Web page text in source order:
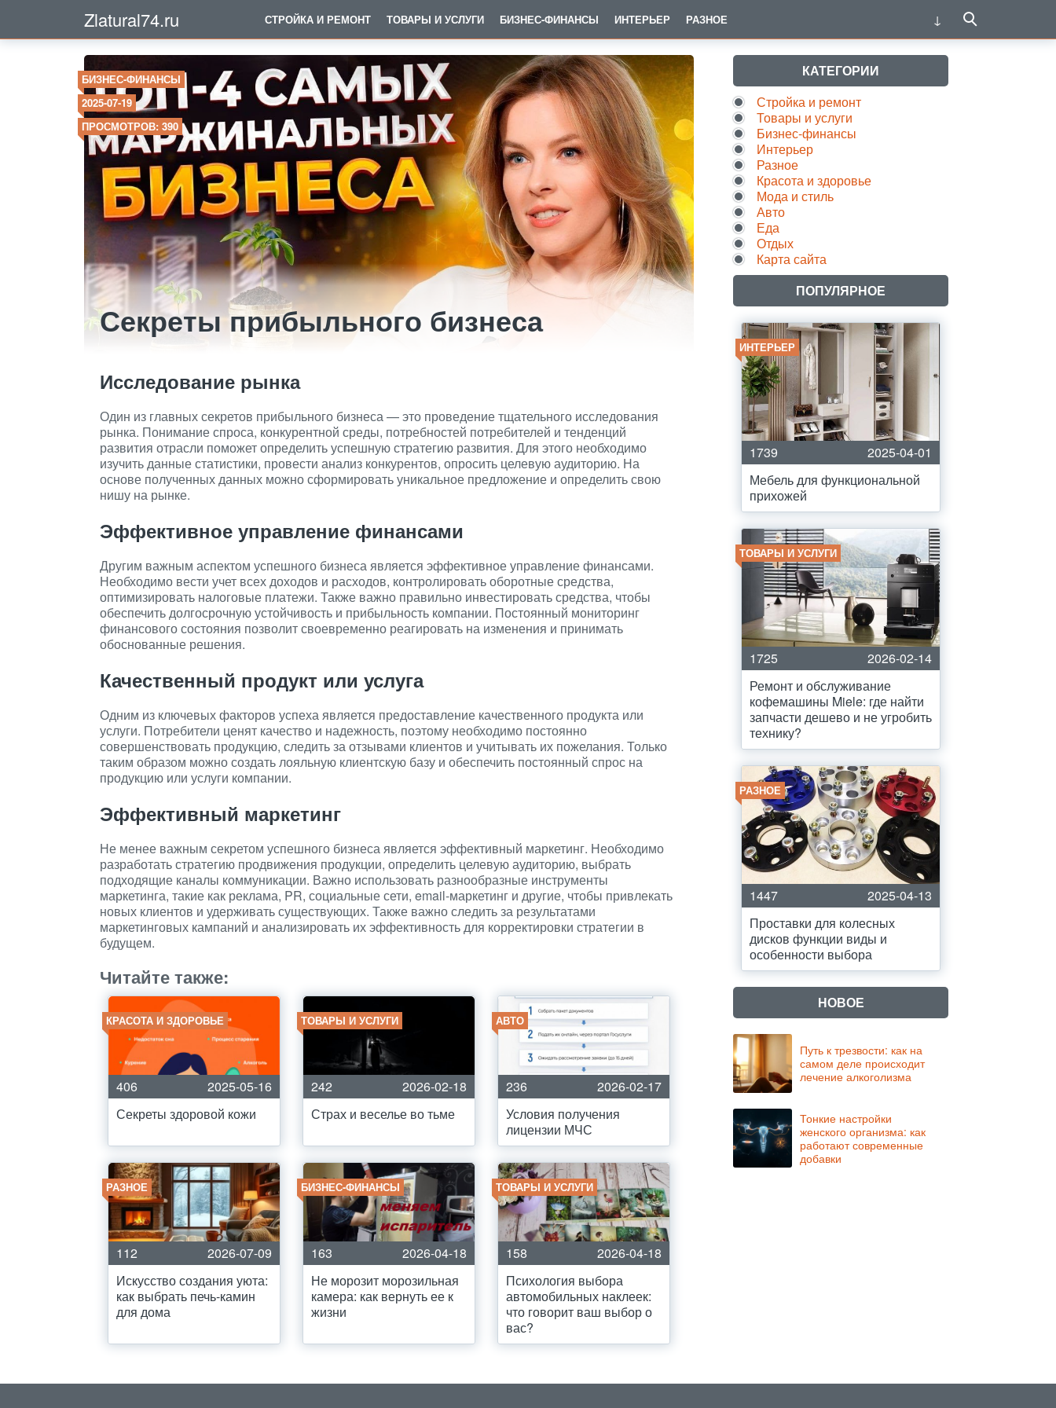
Zlatural74.ru СТРОЙКА И РЕМОНТ ТОВАРЫ И УСЛУГИ БИЗНЕС-ФИНАНСЫ ИНТЕРЬЕР РАЗНОЕ
БИЗНЕС-ФИНАНСЫ
2025-07-19
ПРОСМОТРОВ: 390
Секреты прибыльного бизнеса
Исследование рынка
Один из главных секретов прибыльного бизнеса — это проведение тщательного исследования
рынка. Понимание спроса, конкурентной среды, потребностей потребителей и тенденций
развития отрасли поможет определить успешную стратегию развития. Для этого необходимо
изучить данные статистики, провести анализ конкурентов, опросить целевую аудиторию. На
основе полученных данных можно сформировать уникальное предложение и определить свою
нишу на рынке.
Эффективное управление финансами
Другим важным аспектом успешного бизнеса является эффективное управление финансами.
Необходимо вести учет всех доходов и расходов, контролировать оборотные средства,
оптимизировать налоговые платежи. Также важно правильно инвестировать средства, чтобы
обеспечить долгосрочную устойчивость и прибыльность компании. Постоянный мониторинг
финансового состояния позволит своевременно реагировать на изменения и принимать
обоснованные решения.
Качественный продукт или услуга
Одним из ключевых факторов успеха является предоставление качественного продукта или
услуги. Потребители ценят качество и надежность, поэтому необходимо постоянно
совершенствовать продукцию, следить за отзывами клиентов и учитывать их пожелания. Только
таким образом можно создать лояльную клиентскую базу и обеспечить постоянный спрос на
продукцию или услуги компании.
Эффективный маркетинг
Не менее важным секретом успешного бизнеса является эффективный маркетинг. Необходимо
разработать стратегию продвижения продукции, определить целевую аудиторию, выбрать
подходящие каналы коммуникации. Важно использовать разнообразные инструменты
маркетинга, такие как реклама, PR, социальные сети, email-маркетинг и другие, чтобы привлекать
новых клиентов и удерживать существующих. Также важно следить за результатами
маркетинговых кампаний и анализировать их эффективность для корректировки стратегии в
будущем.
Читайте также:
КРАСОТА И ЗДОРОВЬЕ
406
2025-05-16
Секреты здоровой кожи
ТОВАРЫ И УСЛУГИ
242
2026-02-18
Страх и веселье во тьме
АВТО
236
2026-02-17
Условия получения
лицензии МЧС
РАЗНОЕ
112
2026-07-09
Искусство создания уюта:
как выбрать печь-камин
для дома
БИЗНЕС-ФИНАНСЫ
163
2026-04-18
Не морозит морозильная
камера: как вернуть ее к
жизни
ТОВАРЫ И УСЛУГИ
158
2026-04-18
Психология выбора
автомобильных наклеек:
что говорит ваш выбор о
вас?
КАТЕГОРИИ
Стройка и ремонт
Товары и услуги
Бизнес-финансы
Интерьер
Разное
Красота и здоровье
Мода и стиль
Авто
Еда
Отдых
Карта сайта
ПОПУЛЯРНОЕ
ИНТЕРЬЕР
1739
2025-04-01
Мебель для функциональной
прихожей
ТОВАРЫ И УСЛУГИ
1725
2026-02-14
Ремонт и обслуживание
кофемашины Miele: где найти
запчасти дешево и не угробить
технику?
РАЗНОЕ
1447
2025-04-13
Проставки для колесных
дисков функции виды и
особенности выбора
НОВОЕ
Путь к трезвости: как на
самом деле происходит
лечение алкоголизма
Тонкие настройки
женского организма: как
работают современные
добавки